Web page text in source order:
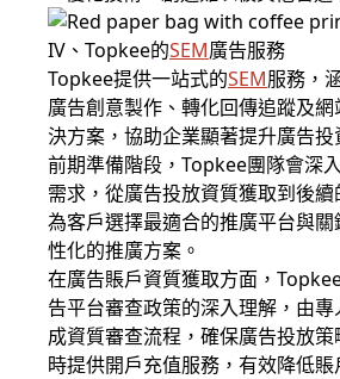
IV、Topkee的SEM廣告服務
Topkee提供一站式的SEM服務，
廣告創意製作、轉化回傳追蹤及
決方案，協助企業顯著提升廣告
前期準備階段，Topkee團隊會深
需求，從廣告投放資質獲取到後續
為客戶選擇最適合的推廣平台與
性化的推廣方案。
在廣告賬戶資質獲取方面，
告平台審查政策的深入理解，由
成資質審查流程，確保廣告投放
時提供開戶充值服務，有效降低